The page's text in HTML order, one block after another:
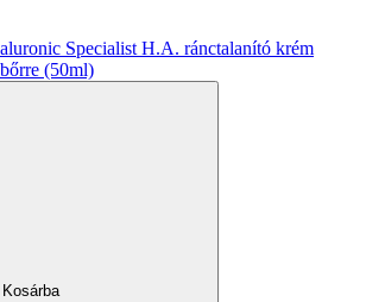
Specialist H.A. ránctalanító krém
(50ml)
Kosárba